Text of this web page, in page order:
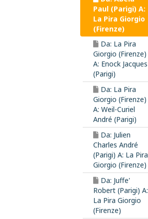
Paul (Parigi) A:
La Pira Giorgio
(Firenze)
Da: La Pira
Giorgio (Firenze)
A: Enock Jacques
(Parigi)
Da: La Pira
Giorgio (Firenze)
A: Weil-Curiel
André (Parigi)
Da: Julien
Charles André
(Parigi) A: La Pira
Giorgio (Firenze)
Da: Juffe'
Robert (Parigi) A:
La Pira Giorgio
(Firenze)